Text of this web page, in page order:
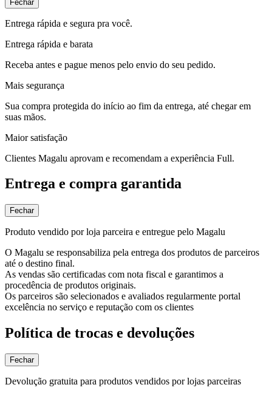
Fechar
Entrega rápida e segura pra você.
Entrega rápida e barata
Receba antes e pague menos pelo envio do seu pedido.
Mais segurança
Sua compra protegida do início ao fim da entrega, até chegar em
suas mãos.
Maior satisfação
Clientes Magalu aprovam e recomendam a experiência Full.
Entrega e compra garantida
Fechar
Produto vendido por loja parceira e entregue pelo Magalu
O Magalu se responsabiliza pela entrega dos produtos de parceiros
até o destino final.
As vendas são certificadas com nota fiscal e garantimos a
procedência de produtos originais.
Os parceiros são selecionados e avaliados regularmente portal
excelência no serviço e reputação com os clientes
Política de trocas e devoluções
Fechar
Devolução gratuita para produtos vendidos por lojas parceiras